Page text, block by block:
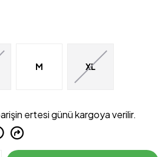
M XL
ertesi günü kargoya verilir.